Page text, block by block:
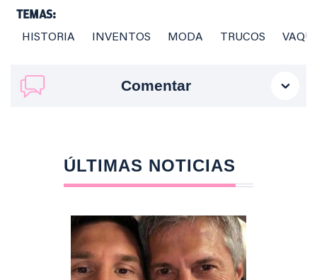
TEMAS:
HISTORIA INVENTOS MODA TRUCOS
Comentar
ÚLTIMAS NOTICIAS